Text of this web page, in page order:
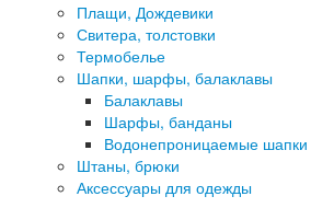
Плащи, Дождевики
Свитера, толстовки
Термобелье
Шапки, шарфы, балаклавы
Балаклавы
Шарфы, банданы
Водонепроницаемые шапки
Штаны, брюки
Аксессуары для одежды